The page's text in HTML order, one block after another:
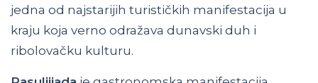
jedna od najstarijih turističkih manifestacija u
kraju koja verno odražava dunavski duh i
ribolovačku kulturu.